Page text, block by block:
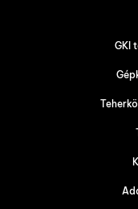
GKI